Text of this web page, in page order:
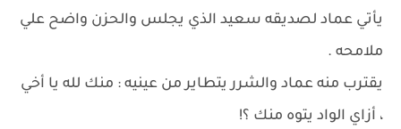
يأتي عماد لصديقه سعيد الذي يجلس والحزن واضح علي
ملامحه .
يقترب منه عماد والشرر يتطاير من عينيه : منك لله يا أخي
، أزاي الواد يتوه منك ؟!